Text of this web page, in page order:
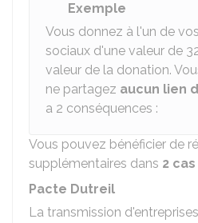
Exemple
Vous donnez à l'un de
sociaux d'une valeur de
valeur de la donation.
ne partagez aucun lien
a 2 conséquences :
Vous pouvez bénéficier de
supplémentaires dans 2
Pacte Dutreil
La transmission